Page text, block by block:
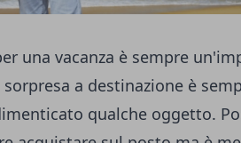
una vacanza è sempre
a destinazione è
qualche oggetto.